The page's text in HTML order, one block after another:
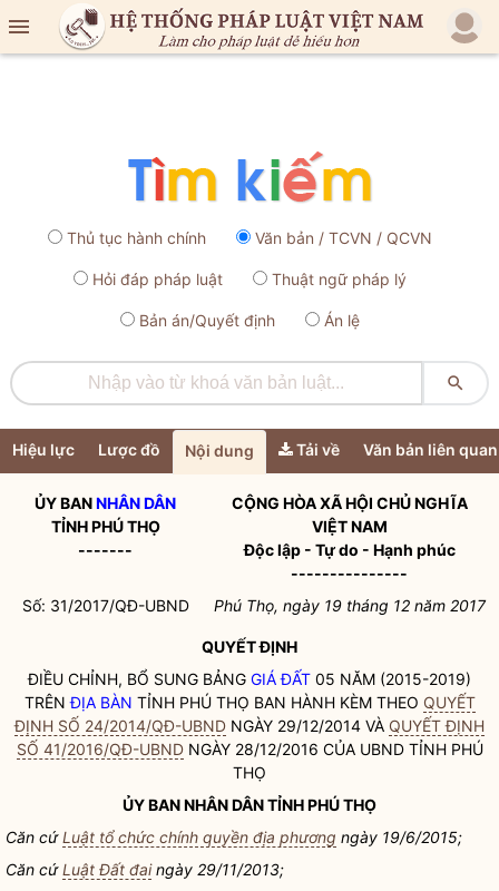

Thủ tục hành chính Văn bản / TCVN / QCVN
Hỏi đáp pháp luật Thuật ngữ pháp lý
Bản án/Quyết định Án lệ

Hiệu lực Lược đồ Nội dung Tải về Văn bản liên quan
ỦY BANNHÂN DÂN
TỈNH PHÚ THỌ
-------
CỘNG HÒA XÃ HỘI CHỦ NGHĨA
VIỆT NAM
Độc lập - Tự do - Hạnh phúc
---------------
Số: 31/2017/QĐ-UBND
Phú Thọ, ngày 19 tháng 12 năm 2017
QUYẾT ĐỊNH
ĐIỀU CHỈNH, BỔ SUNG BẢNG GIÁ ĐẤT 05 NĂM (2015-2019)
TRÊNĐỊA BÀN TỈNH PHÚ THỌ BAN HÀNH KÈM THEO QUYẾT
ĐỊNH SỐ 24/2014/QĐ-UBND NGÀY 29/12/2014 VÀ QUYẾT ĐỊNH
SỐ 41/2016/QĐ-UBNDNGÀY 28/12/2016 CỦA UBND TỈNH PHÚ
THỌ
ỦY BANNHÂN DÂNTỈNH PHÚ THỌ
Căn cứLuật tổ chức chính quyền địa phương ngày 19/6/2015;
Căn cứLuật Đất đaingày 29/11/2013;